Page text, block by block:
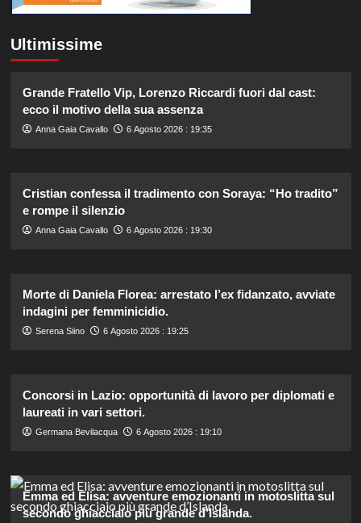
Ultimissime
Grande Fratello Vip, Lorenzo Riccardi fuori dal cast:
ecco il motivo della sua assenza
Anna Gaia Cavallo 6 Agosto 2026 : 19:35
Cristian confessa il tradimento con Soraya: “Ho tradito”
e rompe il silenzio
Anna Gaia Cavallo 6 Agosto 2026 : 19:30
Morte di Daniela Florea: arrestato l’ex fidanzato, avviate
indagini per femminicidio.
Serena Siino 6 Agosto 2026 : 19:25
Concorsi in Lazio: opportunità di lavoro per diplomati e
laureati in vari settori.
Germana Bevilacqua 6 Agosto 2026 : 19:10
Emma ed Elisa: avventure emozionanti in motoslitta sul
secondo ghiacciaio più grande d’Islanda.